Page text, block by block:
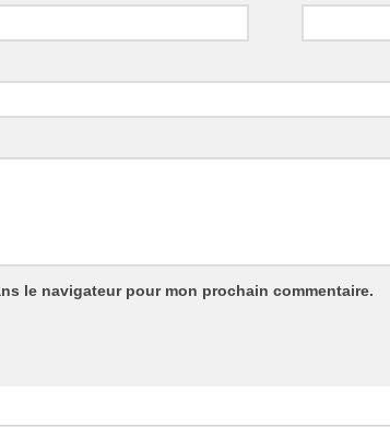
le navigateur pour mon prochain commentaire.